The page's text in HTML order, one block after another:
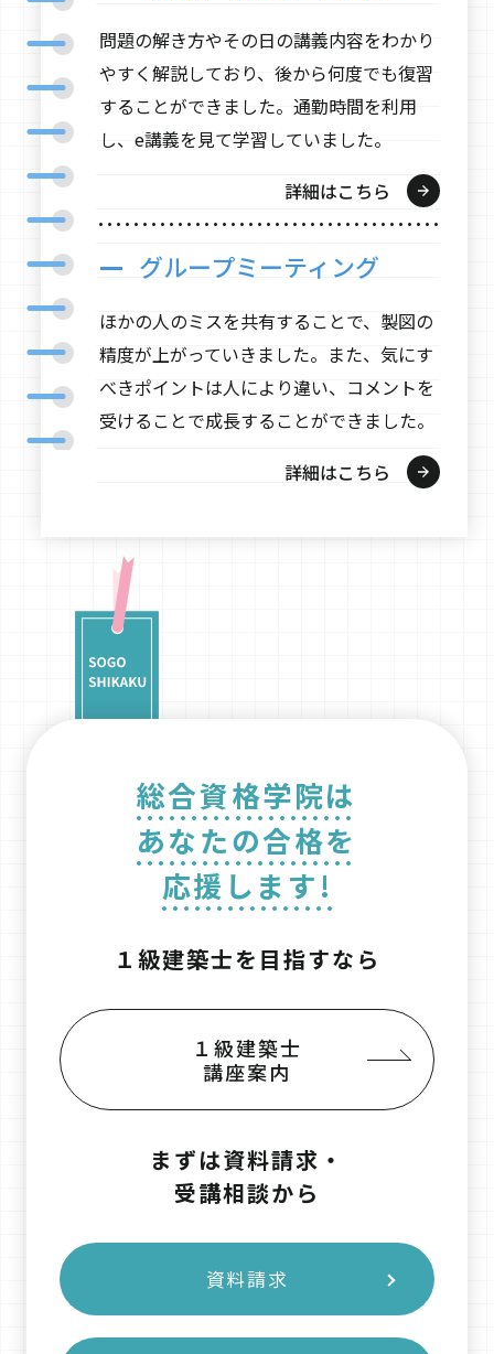
問題の解き方やその日の講義内容をわかり
やすく解説しており、後から何度でも復習
することができました。通勤時間を利用
し、e講義を見て学習していました。
詳細はこちら
グループミーティング
ほかの人のミスを共有することで、製図の
精度が上がっていきました。また、気にす
べきポイントは人により違い、コメントを
受けることで成長することができました。
詳細はこちら
総合資格学院は
あなたの合格を
応援します!
１級建築士を目指すなら
１級建築士
講座案内
まずは資料請求・
受講相談から
資料請求